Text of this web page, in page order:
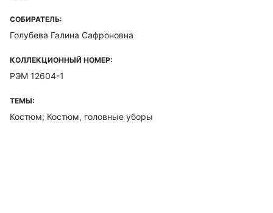
СОБИРАТЕЛЬ:
Голубева Галина Сафроновна
КОЛЛЕКЦИОННЫЙ НОМЕР:
РЭМ 12604-1
ТЕМЫ:
Костюм; Костюм, головные уборы